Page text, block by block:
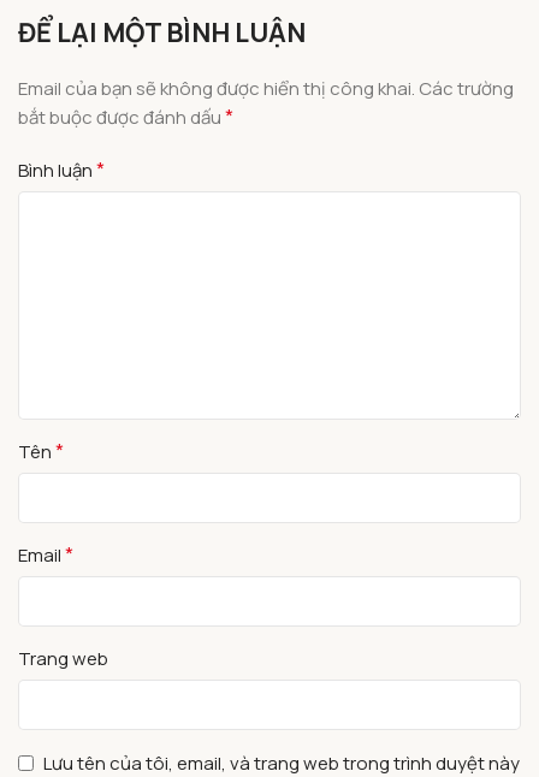
ĐỂ LẠI MỘT BÌNH LUẬN
Email của bạn sẽ không được hiển thị công khai. Các trường
bắt buộc được đánh dấu*
Bình luận*
Tên*
Email*
Trang web
Lưu tên của tôi, email, và trang web trong trình duyệt này